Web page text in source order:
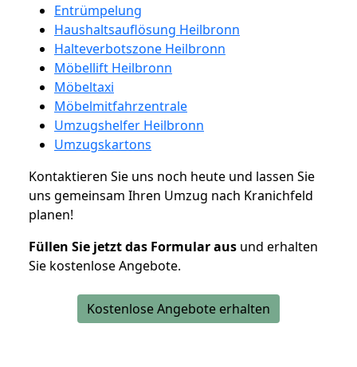
Entrümpelung
Haushaltsauflösung Heilbronn
Halteverbotszone Heilbronn
Möbellift Heilbronn
Möbeltaxi
Möbelmitfahrzentrale
Umzugshelfer Heilbronn
Umzugskartons
Kontaktieren Sie uns noch heute und lassen Sie
uns gemeinsam Ihren Umzug nach Kranichfeld
planen!
Füllen Sie jetzt das Formular aus und erhalten
Sie kostenlose Angebote.
Kostenlose Angebote erhalten